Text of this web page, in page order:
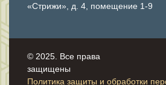
«Стрижи», д. 4, помещение 1-9
© 2025. Все права
защищены
Политика защиты и обработки